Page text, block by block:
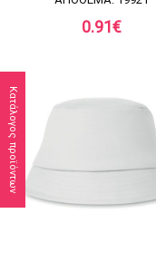
Κατάλογος προϊόντων
0.91€